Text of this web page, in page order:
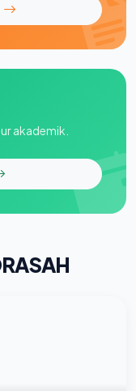
akademik.